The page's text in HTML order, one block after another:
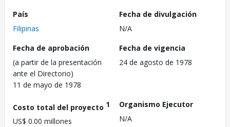
País
Filipinas
Fecha de divulgación
N/A
Fecha de aprobación
(a partir de la presentación
ante el Directorio)
11 de mayo de 1978
Fecha de vigencia
24 de agosto de 1978
Costo total del proyecto 1
US$ 0.00 millones
Organismo Ejecutor
N/A